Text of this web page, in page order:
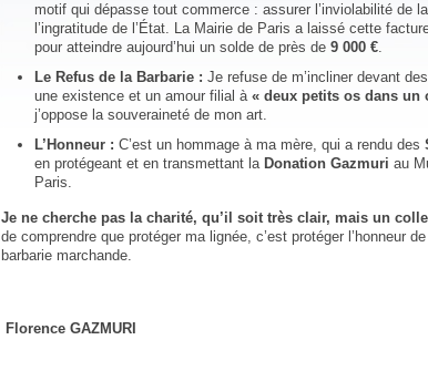
motif qui dépasse tout commerce : assurer l’inviolabilité de
l’ingratitude de l’État. La Mairie de Paris a laissé cette
pour atteindre aujourd’hui un solde de près de 9 000 €.
Le Refus de la Barbarie : Je refuse de m’incliner devant
une existence et un amour filial à « deux petits os dans un
j’oppose la souveraineté de mon art.
L’Honneur : C’est un hommage à ma mère, qui a rendu des
en protégeant et en transmettant la Donation Gazmuri au
Paris.
Je ne cherche pas la charité, qu’il soit très clair, mais un
de comprendre que protéger ma lignée, c’est protéger l’honneur
barbarie marchande.
Florence GAZMURI